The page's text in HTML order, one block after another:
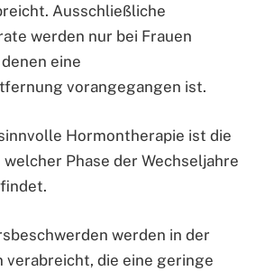
Ausschließliche
werden nur bei Frauen
eine
vorangegangen ist.
Hormontherapie ist die
Phase der Wechseljahre
werden in der
verabreicht, die eine geringe